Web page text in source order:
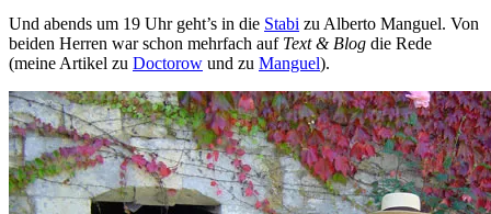
Und abends um 19 Uhr geht’s in die Stabi zu Alberto Manguel. Von
beiden Herren war schon mehrfach auf Text & Blog die Rede
(meine Artikel zu Doctorow und zu Manguel).